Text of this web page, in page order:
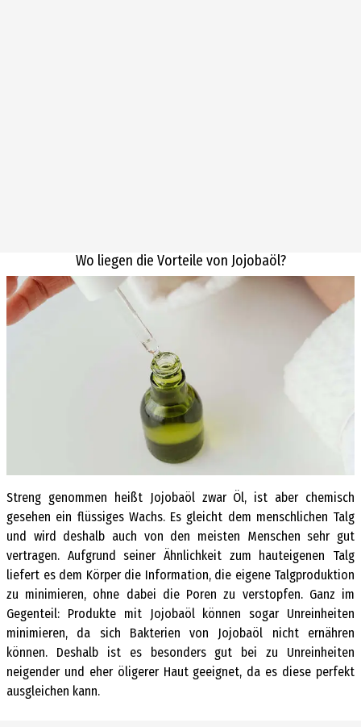
Wo liegen die Vorteile von Jojobaöl?
Streng genommen heißt Jojobaöl zwar Öl, ist aber chemisch
gesehen ein flüssiges Wachs. Es gleicht dem menschlichen Talg
und wird deshalb auch von den meisten Menschen sehr gut
vertragen. Aufgrund seiner Ähnlichkeit zum hauteigenen Talg
liefert es dem Körper die Information, die eigene Talgproduktion
zu minimieren, ohne dabei die Poren zu verstopfen. Ganz im
Gegenteil: Produkte mit Jojobaöl können sogar Unreinheiten
minimieren, da sich Bakterien von Jojobaöl nicht ernähren
können. Deshalb ist es besonders gut bei zu Unreinheiten
neigender und eher öligerer Haut geeignet, da es diese perfekt
ausgleichen kann.